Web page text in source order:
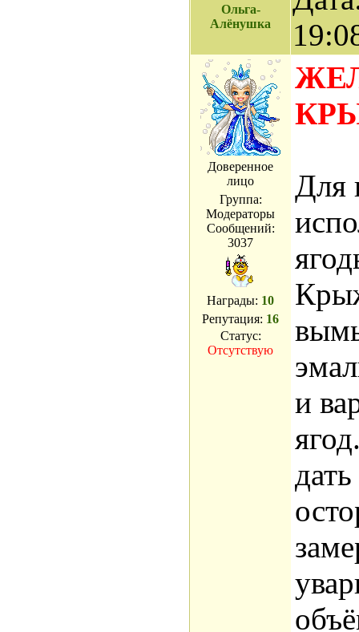
Ольга-
Алёнушка
Доверенное
лицо
Группа:
Модераторы
Сообщений:
3037
Награды: 10
Репутация: 16
Статус:
Отсутствую
Для
и